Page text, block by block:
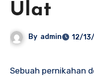
Ulat
By admin 12/
Sebuah pernikahan dengan konsep yang unik dan